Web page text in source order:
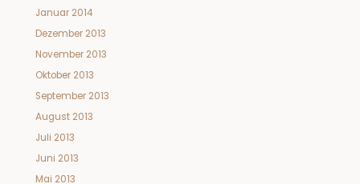
Januar 2014
Dezember 2013
November 2013
Oktober 2013
September 2013
August 2013
Juli 2013
Juni 2013
Mai 2013